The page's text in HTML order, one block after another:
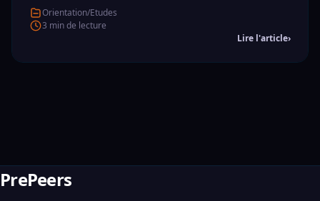
Orientation/Etudes
3 min de lecture
Lire l'article›
PrePeers